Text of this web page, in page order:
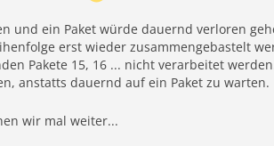
und ein Paket würde dauernd verloren
erst wieder zusammengebastelt
Pakete 15, 16 ... nicht verarbeitet
anstatts dauernd auf ein Paket zu warten.
wir mal weiter...